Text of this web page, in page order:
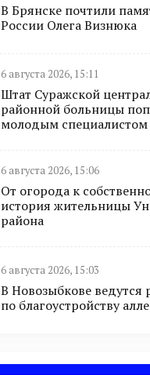
В Брянске почтили
России Олега Визнюка
6 августа 2026, 15:11
Штат Суражской
районной больницы
молодым специалистом
6 августа 2026, 15:06
От огорода к
история жительницы
района
6 августа 2026, 15:03
В Новозыбкове ведутся
по благоустройству